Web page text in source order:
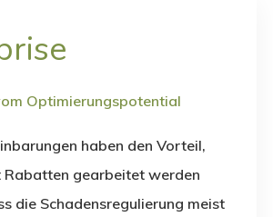
Optimierungspotential
haben den Vorteil,
Rabatten gearbeitet werden
die Schadensregulierung meist